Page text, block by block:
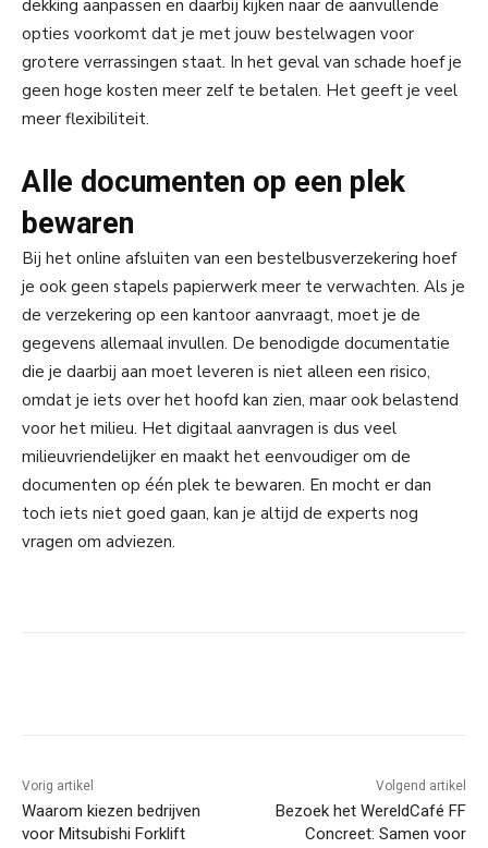
dekking aanpassen en daarbij kijken naar de aanvullende
opties voorkomt dat je met jouw bestelwagen voor
grotere verrassingen staat. In het geval van schade hoef je
geen hoge kosten meer zelf te betalen. Het geeft je veel
meer flexibiliteit.
Alle documenten op een plek
bewaren
Bij het online afsluiten van een bestelbusverzekering hoef
je ook geen stapels papierwerk meer te verwachten. Als je
de verzekering op een kantoor aanvraagt, moet je de
gegevens allemaal invullen. De benodigde documentatie
die je daarbij aan moet leveren is niet alleen een risico,
omdat je iets over het hoofd kan zien, maar ook belastend
voor het milieu. Het digitaal aanvragen is dus veel
milieuvriendelijker en maakt het eenvoudiger om de
documenten op één plek te bewaren. En mocht er dan
toch iets niet goed gaan, kan je altijd de experts nog
vragen om adviezen.
Vorig artikel
Waarom kiezen bedrijven
voor Mitsubishi Forklift
Volgend artikel
Bezoek het WereldCafé FF
Concreet: Samen voor